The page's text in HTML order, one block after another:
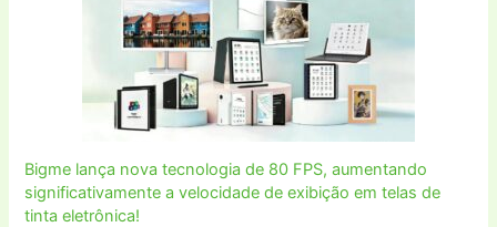
Bigme lança nova tecnologia de 80 FPS, aumentando
significativamente a velocidade de exibição em telas de
tinta eletrônica!